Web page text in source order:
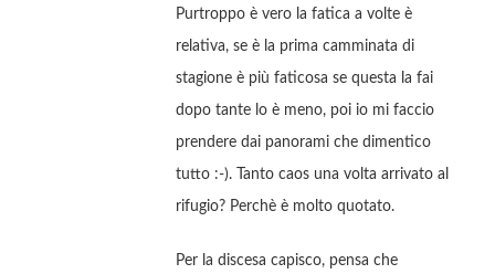
Purtroppo è vero la fatica a volte è
relativa, se è la prima camminata di
stagione è più faticosa se questa la fai
dopo tante lo è meno, poi io mi faccio
prendere dai panorami che dimentico
tutto :-). Tanto caos una volta arrivato al
rifugio? Perchè è molto quotato.
Per la discesa capisco, pensa che